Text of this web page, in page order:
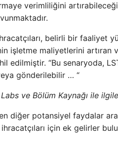
verimliliğini
belirli bir faaliyet
işletme maliyetlerini artıran
edilmiştir. “Bu senaryoda,
gönderilebilir … “
ve Bölüm Kaynağı ile
diğer potansiyel faydalar
için ek gelirler